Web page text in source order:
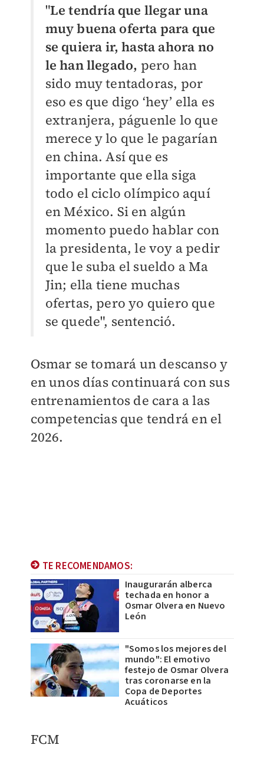
"Le tendría que llegar una
muy buena oferta para que
se quiera ir, hasta ahora no
le han llegado, pero han
sido muy tentadoras, por
eso es que digo ‘hey’ ella es
extranjera, páguenle lo que
merece y lo que le pagarían
en china. Así que es
importante que ella siga
todo el ciclo olímpico aquí
en México. Si en algún
momento puedo hablar con
la presidenta, le voy a pedir
que le suba el sueldo a Ma
Jin; ella tiene muchas
ofertas, pero yo quiero que
se quede", sentenció.
Osmar se tomará un descanso y
en unos días continuará con sus
entrenamientos de cara a las
competencias que tendrá en el
2026.
TE RECOMENDAMOS:
Inaugurarán alberca
techada en honor a
Osmar Olvera en Nuevo
León
"Somos los mejores del
mundo": El emotivo
festejo de Osmar Olvera
tras coronarse en la
Copa de Deportes
Acuáticos
FCM